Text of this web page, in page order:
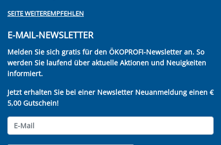
SEITE WEITEREMPFEHLEN
E-MAIL-NEWSLETTER
Melden Sie sich gratis für den ÖKOPROFI-Newsletter an. So
werden Sie laufend über aktuelle Aktionen und Neuigkeiten
informiert.
Jetzt erhalten Sie bei einer Newsletter Neuanmeldung einen €
5,00 Gutschein!